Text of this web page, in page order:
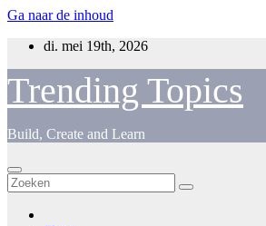
Ga naar de inhoud
di. mei 19th, 2026
Trending Topics
Build, Create and Learn